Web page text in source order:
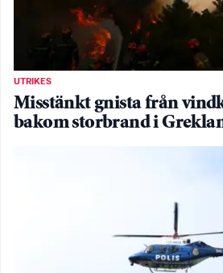
UTRIKES
Misstänkt gnista från
bakom storbrand i